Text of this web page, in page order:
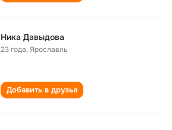
Ника Давыдова
23 года,Ярославль
Добавить в друзья